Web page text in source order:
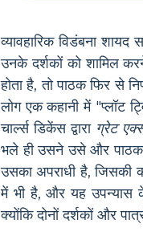
व्यावहारिक विडंबना
उनके दर्शकों को शामिल
होता है, तो पाठक फिर से
लोग एक कहानी में "प्लॉट
चार्ल्स डिकेंस द्वारा ग्रेट
भले ही उसने उसे और पाठक
उसका अपराधी है, जिसकी
में भी है, और यह उपन्यास
क्योंकि दोनों दर्शकों और